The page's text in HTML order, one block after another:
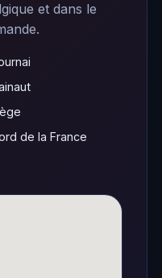
et dans le
de la France